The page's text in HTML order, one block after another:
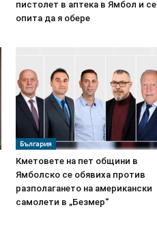
пистолет в аптека в Ямбол и се
опита да я обере
България
Кметовете на пет общини в
Ямболско се обявиха против
разполагането на американски
самолети в „Безмер“